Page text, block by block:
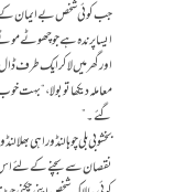
جب کوئی شخص بے ایمان
ایسا پرندہ ہے جو چھوٹے
اور گھر میں لا کر ایک طرف
معاملہ دیکھا تو بولا، “بہت
گئے۔”
بخشو بی بلی چوہا لنڈورا ہی
نقصان سے بچنے کے لئے